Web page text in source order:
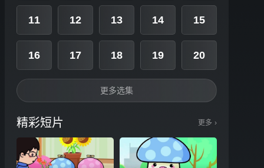
11 12 13 14 15
16 17 18 19 20
更多选集
精彩短片 更多 ›